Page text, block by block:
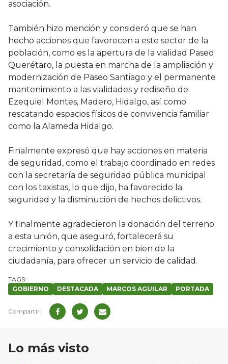
asociación.
También hizo mención y consideró que se han
hecho acciones que favorecen a este sector de la
población, como es la apertura de la vialidad Paseo
Querétaro, la puesta en marcha de la ampliación y
modernización de Paseo Santiago y el permanente
mantenimiento a las vialidades y rediseño de
Ezequiel Montes, Madero, Hidalgo, así como
rescatando espacios físicos de convivencia familiar
como la Alameda Hidalgo.
Finalmente expresó que hay acciones en materia
de seguridad, como el trabajo coordinado en redes
con la secretaría de seguridad pública municipal
con los taxistas, lo que dijo, ha favorecido la
seguridad y la disminución de hechos delictivos.
Y finalmente agradecieron la donación del terreno
a esta unión, que aseguró, fortalecerá su
crecimiento y consolidación en bien de la
ciudadanía, para ofrecer un servicio de calidad.
GOBIERNO DESTACADA MARCOS AGUILAR PORTADA
Lo más visto